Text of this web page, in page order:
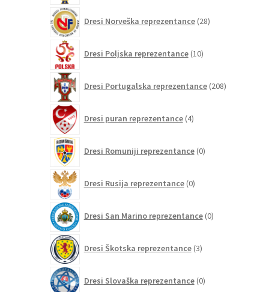
Dresi Norveška reprezentance 28izdelkov
Dresi Poljska reprezentance 10izdelkov
Dresi Portugalska reprezentance 208izdelkov
Dresi puran reprezentance 4izdelki
Dresi Romuniji reprezentance 0izdelkov
Dresi Rusija reprezentance 0izdelkov
Dresi San Marino reprezentance 0izdelkov
Dresi Škotska reprezentance 3izdelki
Dresi Slovaška reprezentance 0izdelkov